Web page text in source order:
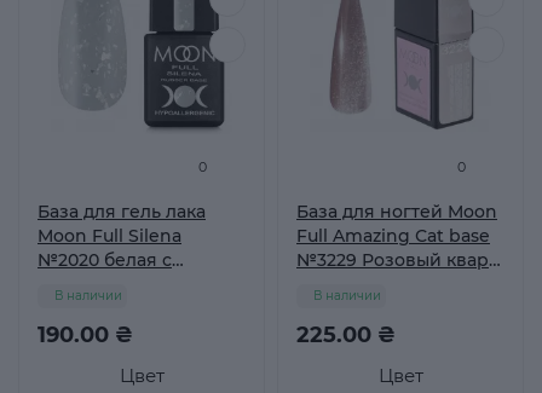
0
База для гель лака
Moon Full Silena
№2020 белая с
Цвет
190.00 ₴
В наличии
0
База для ногтей Moon
Full Amazing Сat base
№3229 Розовый кварц,
Цвет
225.00 ₴
В наличии